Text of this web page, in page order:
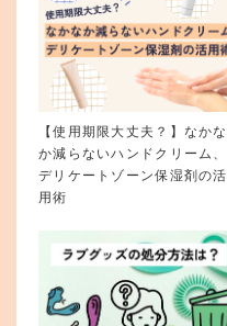
【使用期限大丈夫？】なかな
か減らないハンドクリーム、
デリケートゾーン保湿剤の活
用術